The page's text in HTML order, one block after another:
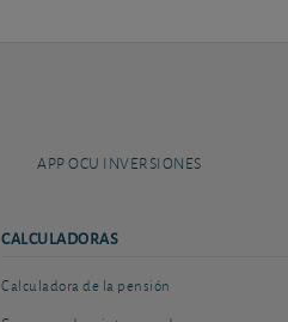
APP OCU INVERSIONES
CALCULADORAS
Calculadora de la pensión